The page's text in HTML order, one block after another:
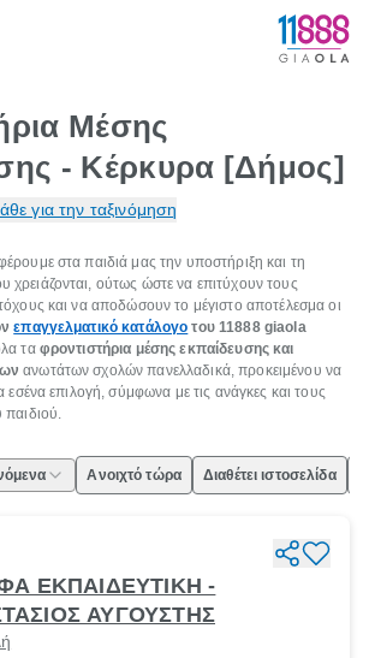
Μέσης
- Κέρκυρα [Δήμος]
για την ταξινόμηση
στα παιδιά μας την υποστήριξη και τη
ούτως ώστε να επιτύχουν τους
και να αποδώσουν το μέγιστο αποτέλεσμα οι
επαγγελματικό κατάλογο του 11888 giaola
τα φροντιστήρια μέσης εκπαίδευσης και
ανωτάτων σχολών πανελλαδικά, προκειμένου να
εσένα επιλογή, σύμφωνα με τις ανάγκες και τους
παιδιού.
Ανοιχτό τώρα Διαθέτει ιστοσελίδα
ΕΚΠΑΙΔΕΥΤΙΚΗ -
ΑΥΓΟΥΣΤΗΣ